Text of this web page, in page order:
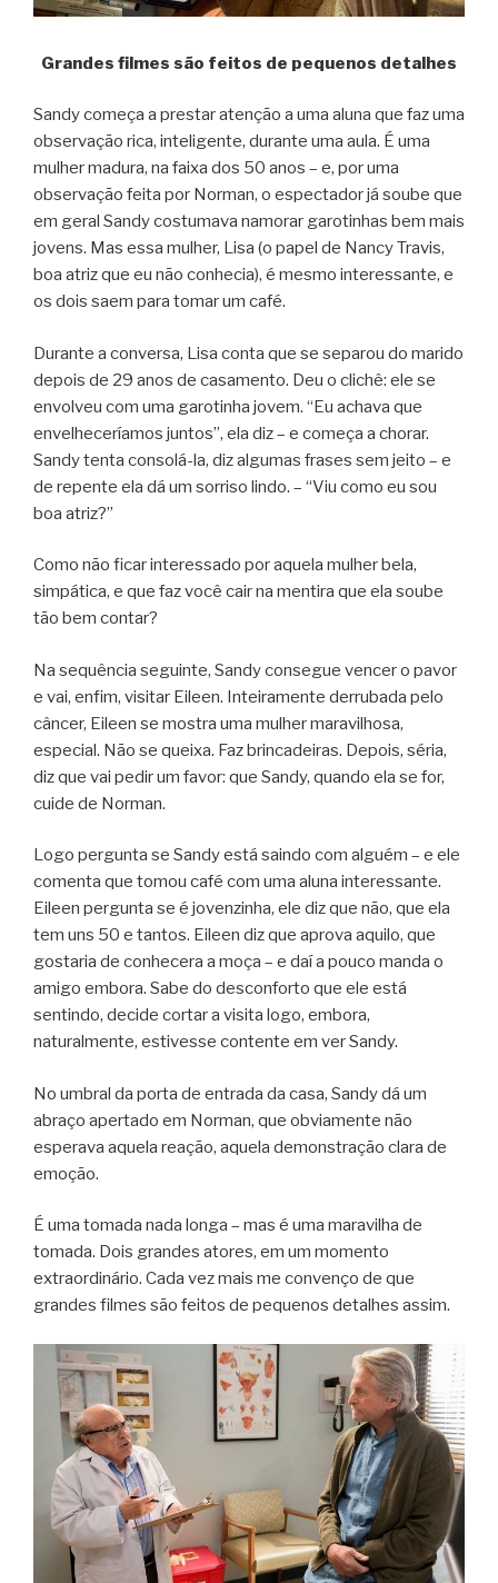
Grandes filmes são feitos de pequenos detalhes
Sandy começa a prestar atenção a uma aluna que faz uma
observação rica, inteligente, durante uma aula. É uma
mulher madura, na faixa dos 50 anos – e, por uma
observação feita por Norman, o espectador já soube que
em geral Sandy costumava namorar garotinhas bem mais
jovens. Mas essa mulher, Lisa (o papel de Nancy Travis,
boa atriz que eu não conhecia), é mesmo interessante, e
os dois saem para tomar um café.
Durante a conversa, Lisa conta que se separou do marido
depois de 29 anos de casamento. Deu o clichê: ele se
envolveu com uma garotinha jovem. “Eu achava que
envelheceríamos juntos”, ela diz – e começa a chorar.
Sandy tenta consolá-la, diz algumas frases sem jeito – e
de repente ela dá um sorriso lindo. – “Viu como eu sou
boa atriz?”
Como não ficar interessado por aquela mulher bela,
simpática, e que faz você cair na mentira que ela soube
tão bem contar?
Na sequência seguinte, Sandy consegue vencer o pavor
e vai, enfim, visitar Eileen. Inteiramente derrubada pelo
câncer, Eileen se mostra uma mulher maravilhosa,
especial. Não se queixa. Faz brincadeiras. Depois, séria,
diz que vai pedir um favor: que Sandy, quando ela se for,
cuide de Norman.
Logo pergunta se Sandy está saindo com alguém – e ele
comenta que tomou café com uma aluna interessante.
Eileen pergunta se é jovenzinha, ele diz que não, que ela
tem uns 50 e tantos. Eileen diz que aprova aquilo, que
gostaria de conhecera a moça – e daí a pouco manda o
amigo embora. Sabe do desconforto que ele está
sentindo, decide cortar a visita logo, embora,
naturalmente, estivesse contente em ver Sandy.
No umbral da porta de entrada da casa, Sandy dá um
abraço apertado em Norman, que obviamente não
esperava aquela reação, aquela demonstração clara de
emoção.
É uma tomada nada longa – mas é uma maravilha de
tomada. Dois grandes atores, em um momento
extraordinário. Cada vez mais me convenço de que
grandes filmes são feitos de pequenos detalhes assim.